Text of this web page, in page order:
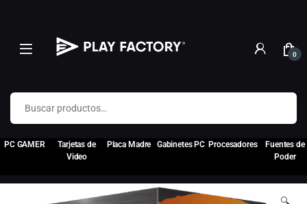
0
Buscar por:
PC GAMER
Tarjetas de
Video
Placa Madre Gabinetes PC Procesadores
Fuentes de
Poder
🔍